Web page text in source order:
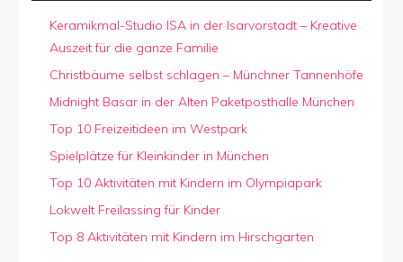
Keramikmal-Studio ISA in der Isarvorstadt – Kreative
Auszeit für die ganze Familie
Christbäume selbst schlagen – Münchner Tannenhöfe
Midnight Basar in der Alten Paketposthalle München
Top 10 Freizeitideen im Westpark
Spielplätze für Kleinkinder in München
Top 10 Aktivitäten mit Kindern im Olympiapark
Lokwelt Freilassing für Kinder
Top 8 Aktivitäten mit Kindern im Hirschgarten